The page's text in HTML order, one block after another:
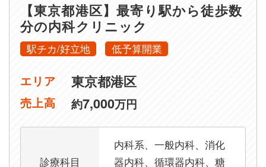
【東京都港区】最寄り駅から徒歩数
分の内科クリニック
駅チカ/好立地 低予算開業
エリア 東京都港区
売上高 約7,000万円
診療科目
内科系、一般内科、消化
器内科、循環器内科、糖